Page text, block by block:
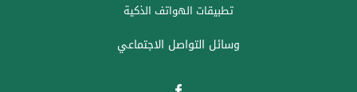
تطبيقات الهواتف الذكية
وسائل التواصل الاجتماعي